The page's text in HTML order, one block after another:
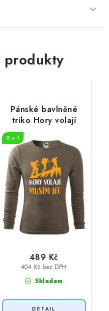
produkty
Pánské bavlněné
triko Hory volají
2 + 1
Skladem
404 Kč bez DPH
489 Kč